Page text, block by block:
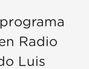
Radio
Luis